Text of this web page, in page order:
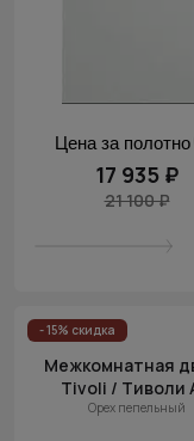
Цена за полотно
17 935 ₽
21 100 ₽
- 15% скидка
Межкомнатная
Tivoli / Тиволи
Орех пепельный